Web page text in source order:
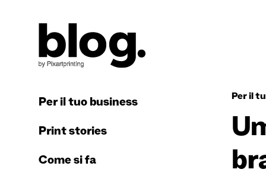
Per il tuo business
Print stories
Come si fa
Per il